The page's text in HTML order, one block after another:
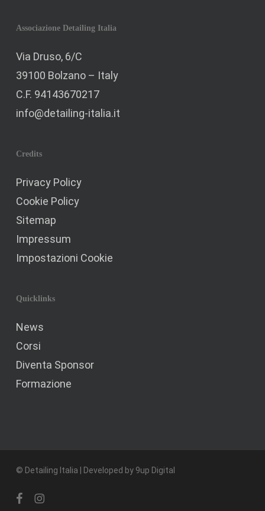
Associazione Detailing Italia
Via Druso, 6/C
39100 Bolzano – Italy
C.F. 94143670217
info@detailing-italia.it
Credits
Privacy Policy
Cookie Policy
Sitemap
Impressum
Impostazioni Cookie
Quicklinks
News
Corsi
Diventa Sponsor
Formazione
© Detailing Italia | Developed by 9up Digital
facebookinstagram